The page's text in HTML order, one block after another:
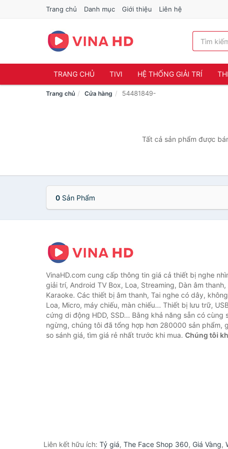
Trang chủ Danh mục Giới thiệu Liên hệ
TRANG CHỦ TIVI HỆ THỐNG GIẢI TRÍ
Trang chủ Cửa hàng 54481849-
Tất cả sản phẩm được
0 Sản Phẩm
VinaHD.com cung cấp thông tin giá cả thiết bị nghe
giải trí, Android TV Box, Loa, Streaming, Dàn âm thanh,
Karaoke. Các thiết bị âm thanh, Tai nghe có dây,
Loa, Micro, máy chiếu, màn chiếu... Thiết bị lưu trữ,
cứng di động HDD, SSD... Bằng khả năng sẵn có cùng
ngừng, chúng tôi đã tổng hợp hơn 280000 sản phẩm,
so sánh giá, tìm giá rẻ nhất trước khi mua. Chúng tôi
Liên kết hữu ích: Tỷ giá, The Face Shop 360, Giá Vàng,